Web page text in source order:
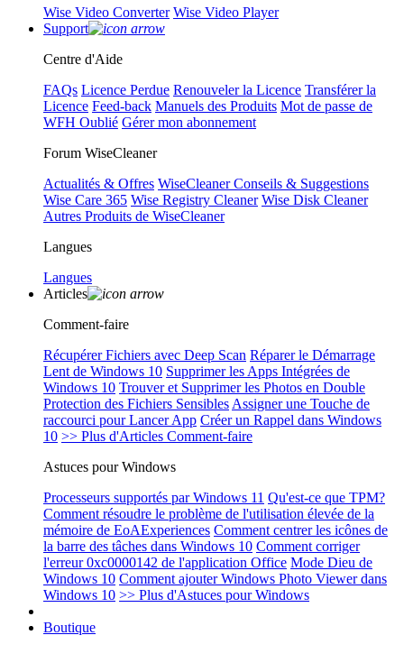
Wise Video Converter Wise Video Player
Support
Centre d'Aide
FAQs Licence Perdue Renouveler la Licence Transférer la
Licence Feed-back Manuels des Produits Mot de passe de
WFH Oublié Gérer mon abonnement
Forum WiseCleaner
Actualités & Offres WiseCleaner Conseils & Suggestions
Wise Care 365 Wise Registry Cleaner Wise Disk Cleaner
Autres Produits de WiseCleaner
Langues
Langues
Articles
Comment-faire
Récupérer Fichiers avec Deep Scan Réparer le Démarrage
Lent de Windows 10 Supprimer les Apps Intégrées de
Windows 10 Trouver et Supprimer les Photos en Double
Protection des Fichiers Sensibles Assigner une Touche de
raccourci pour Lancer App Créer un Rappel dans Windows
10 >> Plus d'Articles Comment-faire
Astuces pour Windows
Processeurs supportés par Windows 11 Qu'est-ce que TPM?
Comment résoudre le problème de l'utilisation élevée de la
mémoire de EoAExperiences Comment centrer les icônes de
la barre des tâches dans Windows 10 Comment corriger
l'erreur 0xc0000142 de l'application Office Mode Dieu de
Windows 10 Comment ajouter Windows Photo Viewer dans
Windows 10 >> Plus d'Astuces pour Windows
Boutique